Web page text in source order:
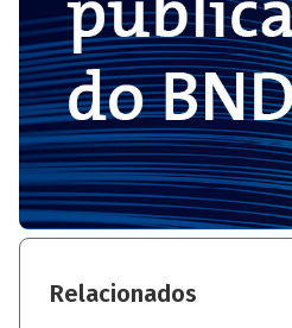
Relacionados